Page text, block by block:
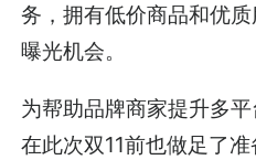
务，拥有低价商品和优
曝光机会。
为帮助品牌商家提升多
在此次双11前也做足了准